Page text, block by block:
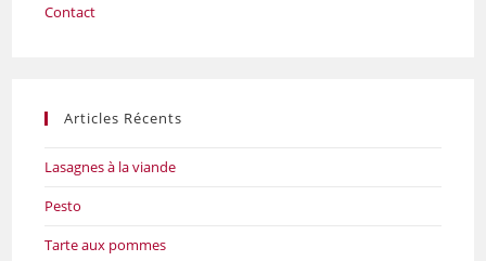
Contact
Articles Récents
Lasagnes à la viande
Pesto
Tarte aux pommes